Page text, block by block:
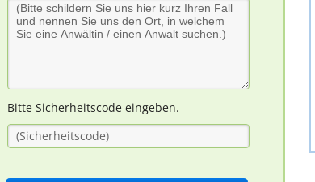
Bitte Sicherheitscode eingeben.